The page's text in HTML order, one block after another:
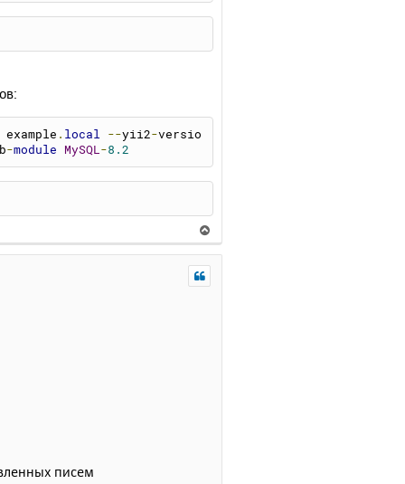
example . local --yii2-versio
-module MySQL -8.2
е
писем